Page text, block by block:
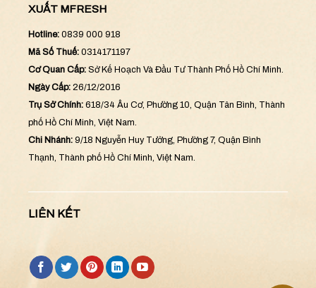
XUẤT MFRESH
Hotline: 0839 000 918
Mã Số Thuế: 0314171197
Cơ Quan Cấp: Sở Kế Hoạch Và Đầu Tư Thành Phố Hồ Chí Minh.
Ngày Cấp: 26/12/2016
Trụ Sở Chính: 618/34 Âu Cơ, Phường 10, Quận Tân Bình, Thành
phố Hồ Chí Minh, Việt Nam.
Chi Nhánh: 9/18 Nguyễn Huy Tưởng, Phường 7, Quận Bình
Thạnh, Thành phố Hồ Chí Minh, Việt Nam.
LIÊN KẾT